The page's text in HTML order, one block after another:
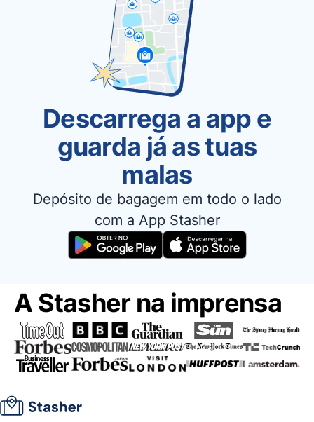
Descarrega a app e
guarda já as tuas
malas
Depósito de bagagem em todo o lado
com a App Stasher
A Stasher na imprensa